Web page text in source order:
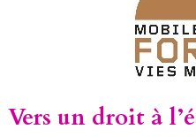
Vers un droit à